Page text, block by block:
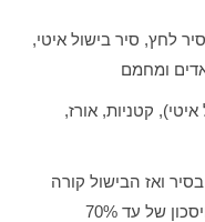
אחד - סיר לחץ, סיר בישול איטי,
ומחמם
קטניות, אורז,
ואז הבישול קורה
בחלקיק מהזמן שלוקח בדרך כלל ועם חיסכון של עד 70%